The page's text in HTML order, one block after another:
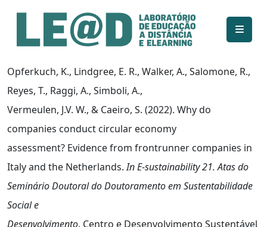
Ir para o conteúdo principal
Informações de acessibilidade
Mapa do site
Opferkuch, K., Lindgree, E. R., Walker, A., Salomone, R.,
Reyes, T., Raggi, A., Simboli, A.,
Vermeulen, J.V. W., & Caeiro, S. (2022). Why do
companies conduct circular economy
assessment? Evidence from frontrunner companies in
Italy and the Netherlands.In E-sustainability 21. Atas do
Seminário Doutoral do Doutoramento em Sustentabilidade
Social e
Desenvolvimento. Centro e Desenvolvimento Sustentável